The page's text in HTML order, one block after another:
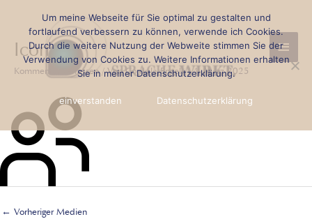
springenIcon
Kommentar verfassen / VonCordula Engels/4. März 2025
← Vorheriger Medien
Um meine Webseite für Sie optimal zu gestalten und
fortlaufend verbessern zu können, verwende ich Cookies.
Durch die weitere Nutzung der Webweite stimmen Sie der
Verwendung von Cookies zu. Weitere Informationen erhalten
Sie in meiner Datenschutzerklärung.
einverstanden Datenschutzerklärung